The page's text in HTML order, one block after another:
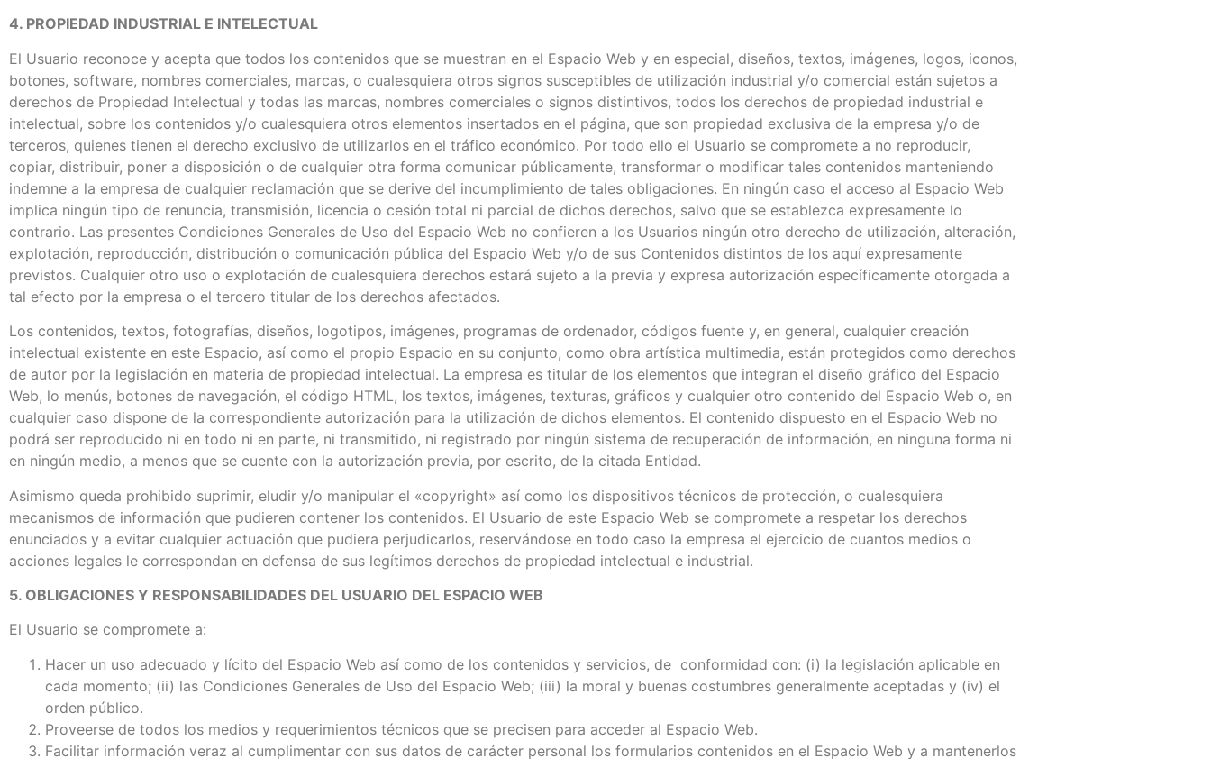
4. PROPIEDAD INDUSTRIAL E INTELECTUAL
El Usuario reconoce y acepta que todos los contenidos que se muestran en el Espacio Web y en especial, diseños, textos, imágenes, logos, iconos,
botones, software, nombres comerciales, marcas, o cualesquiera otros signos susceptibles de utilización industrial y/o comercial están sujetos a
derechos de Propiedad Intelectual y todas las marcas, nombres comerciales o signos distintivos, todos los derechos de propiedad industrial e
intelectual, sobre los contenidos y/o cualesquiera otros elementos insertados en el página, que son propiedad exclusiva de la empresa y/o de
terceros, quienes tienen el derecho exclusivo de utilizarlos en el tráfico económico. Por todo ello el Usuario se compromete a no reproducir,
copiar, distribuir, poner a disposición o de cualquier otra forma comunicar públicamente, transformar o modificar tales contenidos manteniendo
indemne a la empresa de cualquier reclamación que se derive del incumplimiento de tales obligaciones. En ningún caso el acceso al Espacio Web
implica ningún tipo de renuncia, transmisión, licencia o cesión total ni parcial de dichos derechos, salvo que se establezca expresamente lo
contrario. Las presentes Condiciones Generales de Uso del Espacio Web no confieren a los Usuarios ningún otro derecho de utilización, alteración,
explotación, reproducción, distribución o comunicación pública del Espacio Web y/o de sus Contenidos distintos de los aquí expresamente
previstos. Cualquier otro uso o explotación de cualesquiera derechos estará sujeto a la previa y expresa autorización específicamente otorgada a
tal efecto por la empresa o el tercero titular de los derechos afectados.
Los contenidos, textos, fotografías, diseños, logotipos, imágenes, programas de ordenador, códigos fuente y, en general, cualquier creación
intelectual existente en este Espacio, así como el propio Espacio en su conjunto, como obra artística multimedia, están protegidos como derechos
de autor por la legislación en materia de propiedad intelectual. La empresa es titular de los elementos que integran el diseño gráfico del Espacio
Web, lo menús, botones de navegación, el código HTML, los textos, imágenes, texturas, gráficos y cualquier otro contenido del Espacio Web o, en
cualquier caso dispone de la correspondiente autorización para la utilización de dichos elementos. El contenido dispuesto en el Espacio Web no
podrá ser reproducido ni en todo ni en parte, ni transmitido, ni registrado por ningún sistema de recuperación de información, en ninguna forma ni
en ningún medio, a menos que se cuente con la autorización previa, por escrito, de la citada Entidad.
Asimismo queda prohibido suprimir, eludir y/o manipular el «copyright» así como los dispositivos técnicos de protección, o cualesquiera
mecanismos de información que pudieren contener los contenidos. El Usuario de este Espacio Web se compromete a respetar los derechos
enunciados y a evitar cualquier actuación que pudiera perjudicarlos, reservándose en todo caso la empresa el ejercicio de cuantos medios o
acciones legales le correspondan en defensa de sus legítimos derechos de propiedad intelectual e industrial.
5. OBLIGACIONES Y RESPONSABILIDADES DEL USUARIO DEL ESPACIO WEB
El Usuario se compromete a:
Hacer un uso adecuado y lícito del Espacio Web así como de los contenidos y servicios, de conformidad con: (i) la legislación aplicable en
cada momento; (ii) las Condiciones Generales de Uso del Espacio Web; (iii) la moral y buenas costumbres generalmente aceptadas y (iv) el
orden público.
Proveerse de todos los medios y requerimientos técnicos que se precisen para acceder al Espacio Web.
Facilitar información veraz al cumplimentar con sus datos de carácter personal los formularios contenidos en el Espacio Web y a mantenerlos